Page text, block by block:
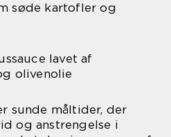
søde kartofler og
lavet af
olivenolie
sunde måltider, der
og anstrengelse i